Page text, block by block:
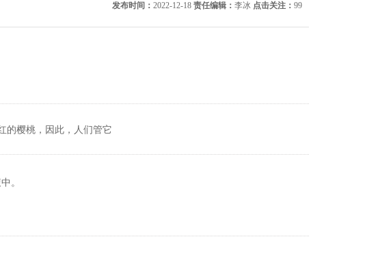
发布时间： 2022-12-18 责任编辑： 李冰 点击关注： 99
的樱桃，因此，人们管它
。